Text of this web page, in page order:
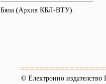
Бяла (Архив КБЛ-ВТУ).
© Електронно издателство